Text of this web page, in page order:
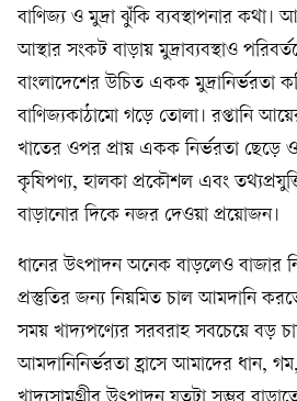
বাণিজ্য ও মুদ্রা ঝুঁকি ব্যবস্থাপনার কথা।
আস্থার সংকট বাড়ায় মুদ্রাব্যবস্থাও
বাংলাদেশের উচিত একক মুদ্রানির্ভরতা
বাণিজ্যকাঠামো গড়ে তোলা। রপ্তানি
খাতের ওপর প্রায় একক নির্ভরতা ছেড়ে
কৃষিপণ্য, হালকা প্রকৌশল এবং
বাড়ানোর দিকে নজর দেওয়া প্রয়োজন।
ধানের উৎপাদন অনেক বাড়লেও বাজার
প্রস্তুতির জন্য নিয়মিত চাল আমদানি
সময় খাদ্যপণ্যের সরবরাহ সবচেয়ে বড়
আমদানিনির্ভরতা হ্রাসে আমাদের ধান,